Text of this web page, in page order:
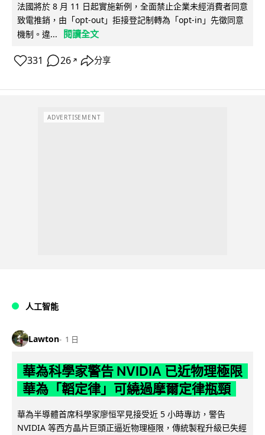
法國將於 8 月 11 日起實施新例，全面禁止企業未經消費者同意
致電推銷，由「opt-out」拒接登記制轉為「opt-in」先徵同意
機制。違...
閱讀全文
331 26 ↗ 分享
ADVERTISEMENT
人工智能
Lawton 1 日
華為科學家警告 NVIDIA 已近物理極限
華為「韜定律」可繞過摩爾定律瓶頸
華為半導體首席科學家廖恒罕見接受近 5 小時專訪，警告
NVIDIA 等西方晶片巨頭正逼近物理極限，傳統製程升級已失經